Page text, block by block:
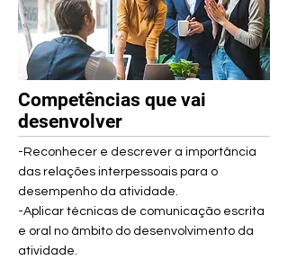
Competências que vai
desenvolver
-Reconhecer e descrever a importância
das relações interpessoais para o
desempenho da atividade.
-Aplicar técnicas de comunicação escrita
e oral no âmbito do desenvolvimento da
atividade.